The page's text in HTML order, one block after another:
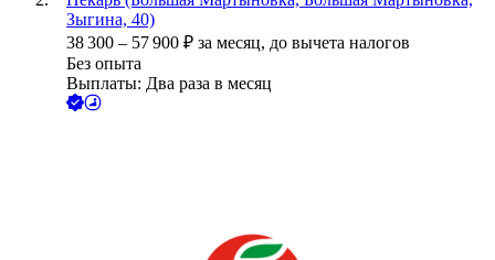
Зыгина, 40)
38 300 – 57 900 ₽ за месяц, до вычета налогов
Без опыта
Выплаты: Два раза в месяц